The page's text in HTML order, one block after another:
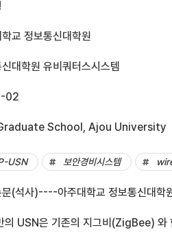
교 정보통신대학원
대학원 유비쿼터스시스템
02
School, Ajou University
USN 보안경비시스템
문(석사)----아주대학교 정보통신대
의 USN은 기존의 지그비(ZigBee) 와